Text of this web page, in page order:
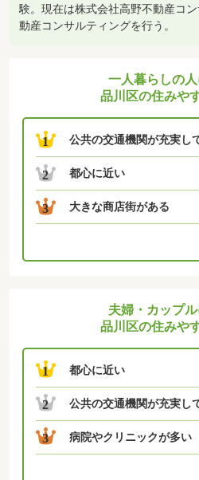
験。現在は株式会社高野不動産コ
動産コンサルティングを行う。
一人暮らしの
品川区の住みや
1 公共の交通機関が充実し
2 都心に近い
3 大きな商店街がある
夫婦・カップ
品川区の住みや
1 都心に近い
2 公共の交通機関が充実し
3 病院やクリニックが多い